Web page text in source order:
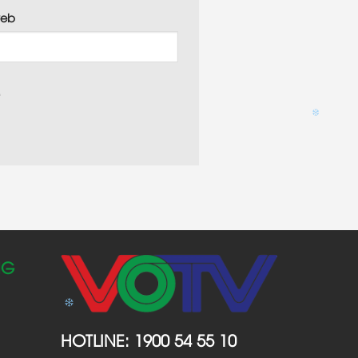
HOTLINE: 1900 54 55 10